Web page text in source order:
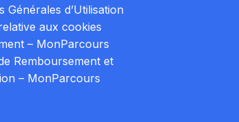
Générales d’Utilisation
aux cookies
– MonParcours
Remboursement et
– MonParcours